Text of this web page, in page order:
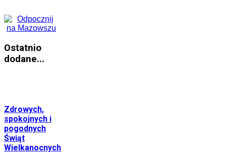
Ostatnio
dodane...
Zdrowych,
spokojnych i
pogodnych
Świąt
Wielkanocnych